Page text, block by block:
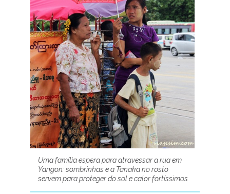
Uma família espera para atravessar a rua em
Yangon: sombrinhas e a Tanaka no rosto
servem para proteger do sol e calor fortíssimos